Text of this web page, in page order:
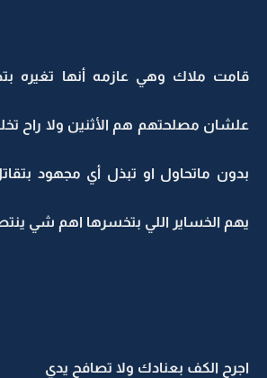
قامت ملاك وهي عازمه أنها تغيره
علشان مصلحتهم هم الأثنين ولا راح
بدون ماتحاول او تبذل أي مجهود
يهم الخساير اللي بتخسرها اهم شي
اجرح الكف بعنادك ولا تصافح يدي